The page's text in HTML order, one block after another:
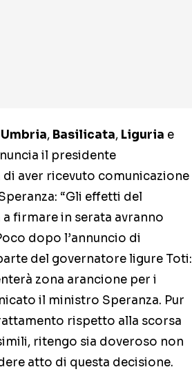
Umbria, Basilicata, Liguria e
il presidente
aver ricevuto comunicazione
“Gli effetti del
firmare in serata avranno
dopo l’annuncio di
del governatore ligure Toti:
zona arancione per i
il ministro Speranza. Pur
rispetto alla scorsa
ritengo sia doveroso non
atto di questa decisione.